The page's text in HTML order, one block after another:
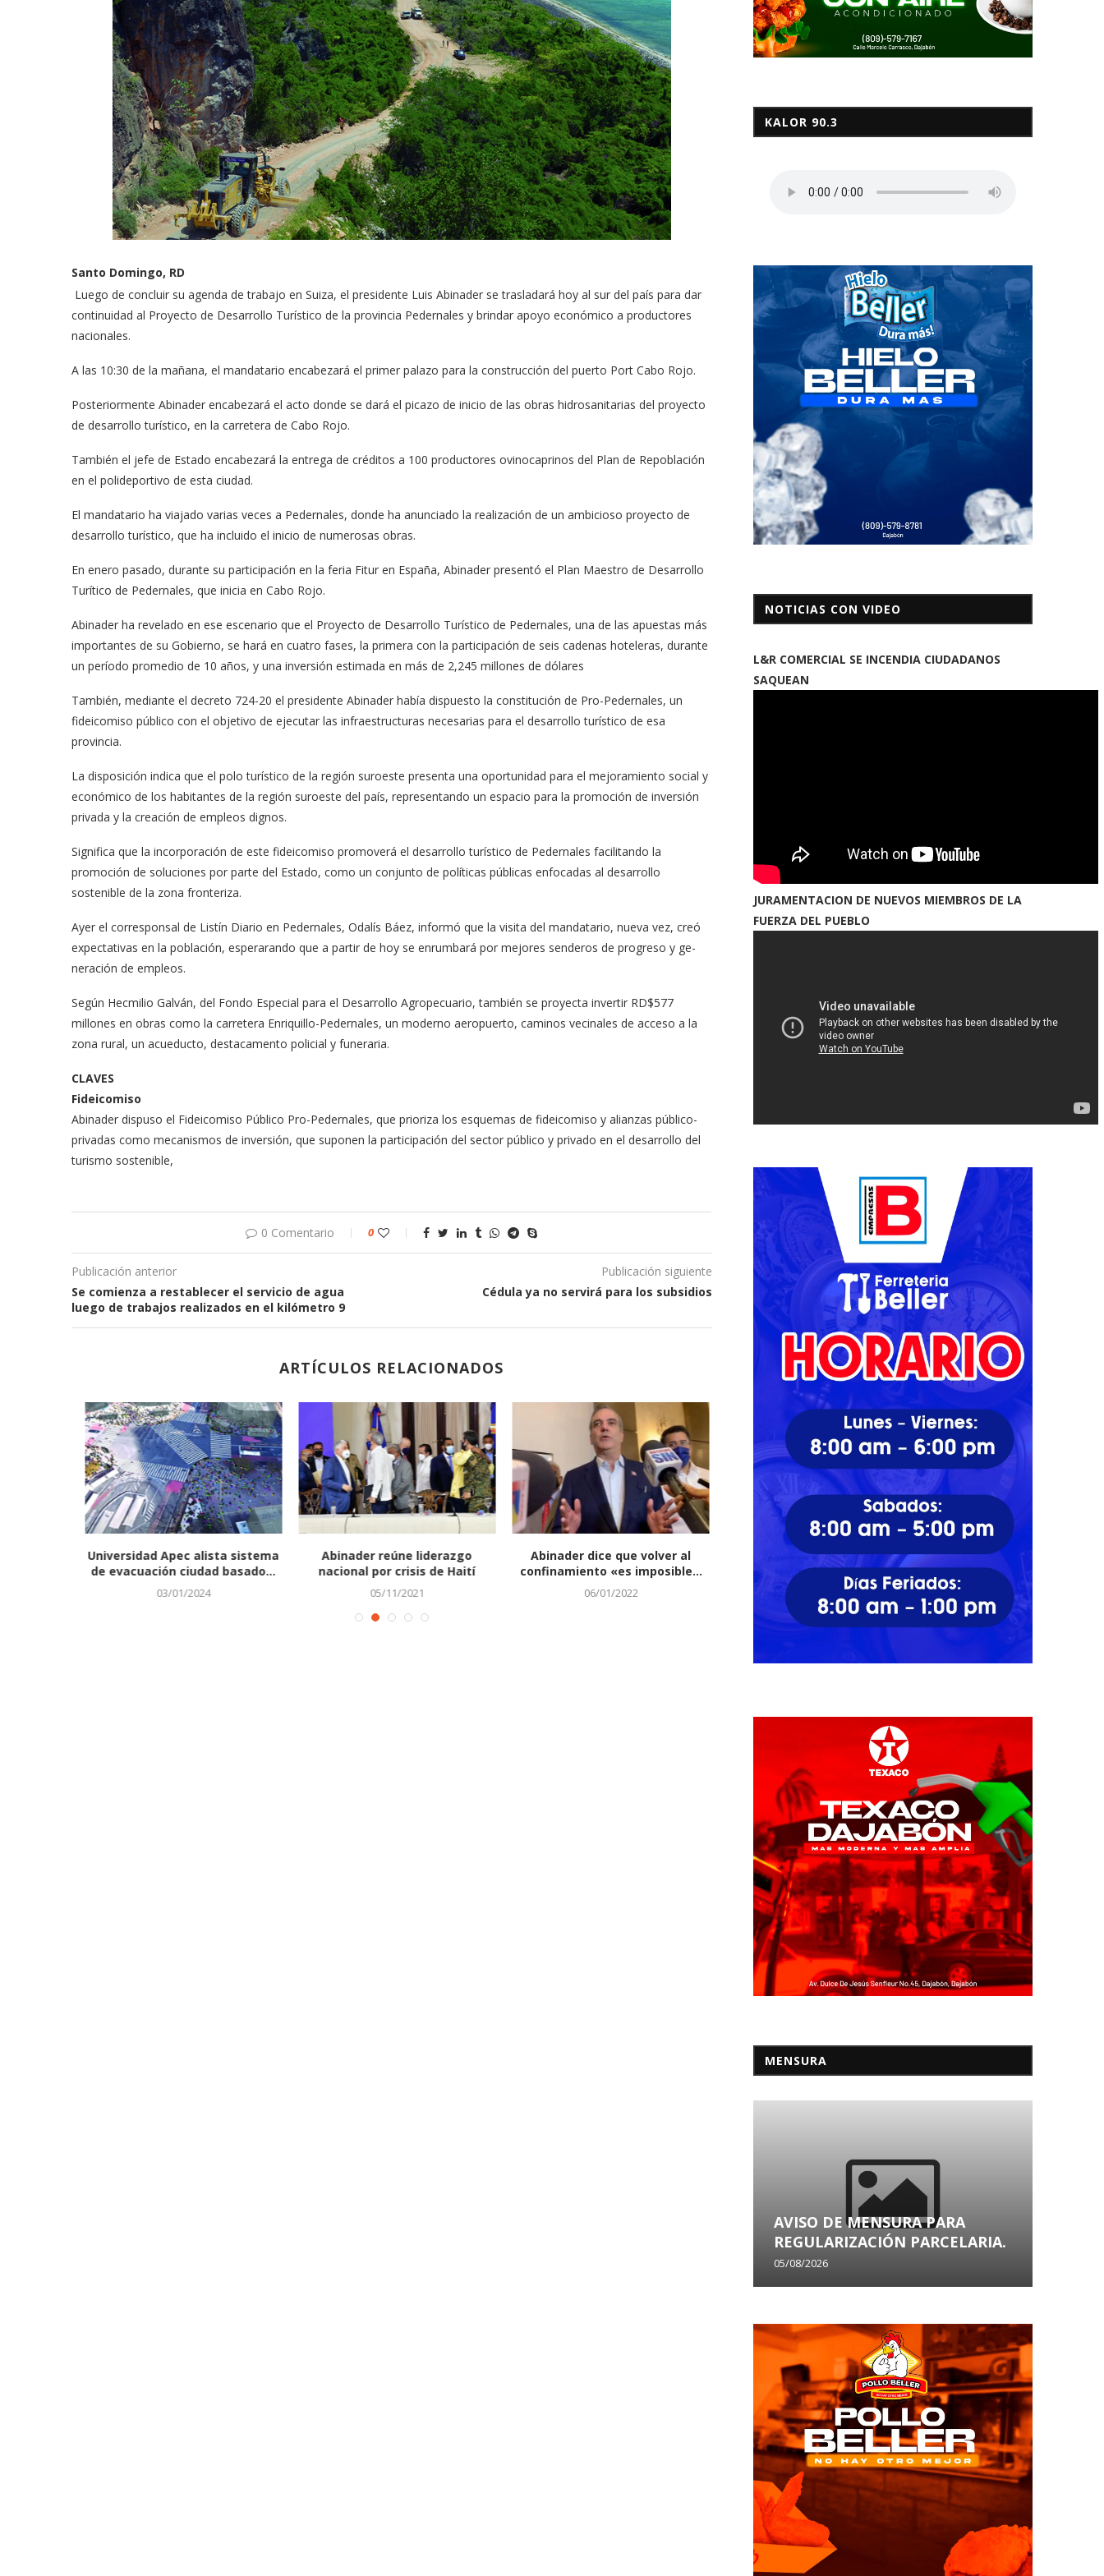
Santo Domingo, RD
Luego de concluir su agen­da de trabajo en Suiza, el presidente Luis Abinader se trasladará hoy al sur del país para dar
continuidad al Proyecto de Desarrollo Turístico de la provincia Pe­dernales y brindar apoyo económico a productores
nacionales.
A las 10:30 de la maña­na, el mandatario encabe­zará el primer palazo para la construcción del puerto Port Cabo Rojo.
Posteriormente Abi­nader encabezará el acto donde se dará el picazo de inicio de las obras hidrosa­nitarias del proyecto
de de­sarrollo turístico, en la ca­rretera de Cabo Rojo.
También el jefe de Esta­do encabezará la entrega de créditos a 100 produc­tores ovinocaprinos del Plan de Repoblación
en el polideportivo de esta ciu­dad.
El mandatario ha viaja­do varias veces a Pederna­les, donde ha anunciado la realización de un ambicio­so proyecto de
desarrollo turístico, que ha incluido el inicio de numerosas obras.
En enero pasado, du­rante su participación en la feria Fitur en España, Abinader presentó el Plan Maestro de Desarrollo
Tu­rítico de Pedernales, que inicia en Cabo Rojo.
Abinader ha revelado en ese escenario que el Pro­yecto de Desarrollo Turís­tico de Pedernales, una de las apuestas más
importan­tes de su Gobierno, se hará en cuatro fases, la primera con la participación de seis cadenas hoteleras, durante
un período promedio de 10 años, y una inversión esti­mada en más de 2,245 mi­llones de dólares
También, mediante el decreto 724-20 el presi­dente Abinader había dis­puesto la constitución de Pro-Pedernales, un
fideico­miso público con el objeti­vo de ejecutar las infraes­tructuras necesarias para el desarrollo turístico de esa
provincia.
La disposición indi­ca que el polo turístico de la región suroeste presen­ta una oportunidad para el mejoramiento social y
eco­nómico de los habitantes de la región suroeste del país, representando un es­pacio para la promoción de inversión
privada y la crea­ción de empleos dignos.
Significa que la incorpo­ración de este fideicomi­so promoverá el desarrollo turístico de Pedernales fa­cilitando la
promoción de soluciones por parte del Es­tado, como un conjunto de políticas públicas enfoca­das al desarrollo
sostenible de la zona fronteriza.
Ayer el corresponsal de Listín Diario en Pedernales, Odalís Báez, informó que la visita del mandatario, nueva vez, creó
expectati­vas en la población, espe­rarando que a partir de hoy se enrumbará por mejores senderos de progreso y ge­
neración de empleos.
Según Hecmilio Galván, del Fondo Especial para el Desarrollo Agropecua­rio, también se proyecta invertir RD$577
millones en obras como la carrete­ra Enriquillo-Pedernales, un moderno aeropuerto, caminos vecinales de acce­so a la
zona rural, un acue­ducto, destacamento poli­cial y funeraria.
CLAVES
Fideicomiso
Abinader dispuso el Fideicomiso Público Pro-Pedernales, que prioriza los esquemas de fideicomiso y alianzas público-
privadas como mecanismos de inversión, que suponen la participación del sector público y privado en el desarrollo del
turismo sostenible,
0 Comentario 0
Publicación anterior
Se comienza a restablecer el servicio de agua
luego de trabajos realizados en el kilómetro 9
Publicación siguiente
Cédula ya no servirá para los subsidios
ARTÍCULOS RELACIONADOS
Universidad Apec alista sistema
de evacuación ciudad basado...
03/01/2024
Abinader reúne liderazgo
nacional por crisis de Haití
05/11/2021
Abinader dice que volver al
confinamiento «es imposible...
06/01/2022
Autoridad desafiada: Ola de
crímenes dejó ayer 5...
04/06/2022
Marcha de las novias en la
11/11/2022
KALOR 90.3
NOTICIAS CON VIDEO
L&R COMERCIAL SE INCENDIA CIUDADANOS
SAQUEAN
JURAMENTACION DE NUEVOS MIEMBROS DE LA
FUERZA DEL PUEBLO
MENSURA
AVISO DE MENSURA PARA
REGULARIZACIÓN PARCELARIA.
05/08/2026